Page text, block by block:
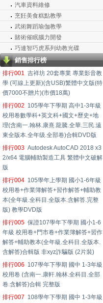
汽車資料維修
烹飪美食糕點教學
武術舞蹈瑜伽教學
賭術催眠腦力開發
巧連智巧虎系列幼教光碟
銷售排行榜
排行001 吉祥坊 20套專業 專業影音教
學 (可線上更新)(含USB)繁體中文版(特
價7000不贈片)(市價18萬)
排行002 105學年下學期 高中1-3年級
校用卷數學科+英文科+國文+歷史+地
理(含南一.翰林.康熹.龍騰.全華.三民.遠
東全版本.全年级.全部卷)合輯DVD版
排行003 Autodesk AutoCAD 2018 x3
2/x64 電腦輔助製造工具 繁體中文破解
版
排行004 105學年上學期 國小1-6年級
校用卷+作業簿解答+習作解答+輔助教
本(全年級.全科目.全版本.含解答.完整
版) 教學DVD版
排行005 保證107學年下學期 國小1-6
年級 校用卷+門市卷+作業簿解答+習作
解答+輔助教本(全年級.全科目.全版本.
含解答)合輯版 非xyz詐騙版 (2片裝)
排行006 107學年下學期 國中 1-3年級
校用卷 (含南一.康軒.翰林.全科目.全部
卷.含解答)合輯 完整版
排行007 108學年下學期 國中 1-3年級